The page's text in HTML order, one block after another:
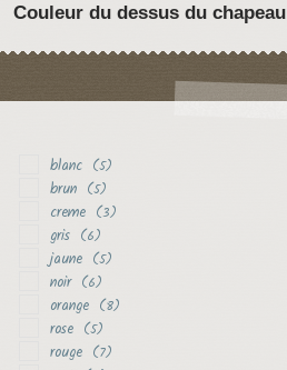
Couleur du dessus du chapeau
blanc (5)
brun (5)
creme (3)
gris (6)
jaune (5)
noir (6)
orange (8)
rose (5)
rouge (7)